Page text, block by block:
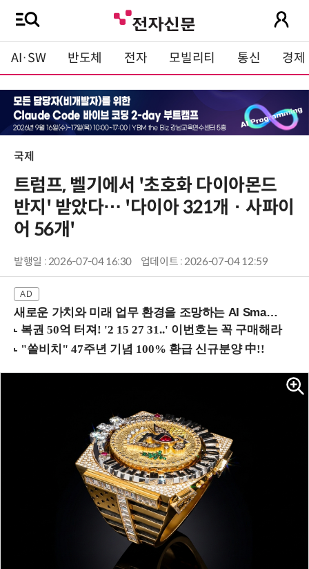
AI·SW 반도체 전자 모빌리티 통신 경제
국제
트럼프, 벨기에서 '초호화 다이아몬드
반지' 받았다… '다이아 321개 · 사파이
어 56개'
발행일 : 2026-07-04 16:30 업데이트 : 2026-07-04 12:59
새로운 가치와 미래 업무 환경을 조망하는 AI Smart Work Summit 2026 (9/11 코엑스)